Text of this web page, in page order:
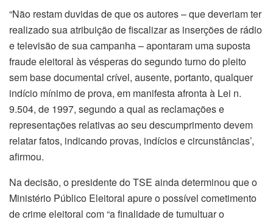
“Não restam duvidas de que os autores – que deveriam ter
realizado sua atribuição de fiscalizar as inserções de rádio
e televisão de sua campanha – apontaram uma suposta
fraude eleitoral às vésperas do segundo turno do pleito
sem base documental crível, ausente, portanto, qualquer
indício mínimo de prova, em manifesta afronta à Lei n.
9.504, de 1997, segundo a qual as reclamações e
representações relativas ao seu descumprimento devem
relatar fatos, indicando provas, indícios e circunstâncias’,
afirmou.
Na decisão, o presidente do TSE ainda determinou que o
Ministério Público Eleitoral apure o possível cometimento
de crime eleitoral com “a finalidade de tumultuar o